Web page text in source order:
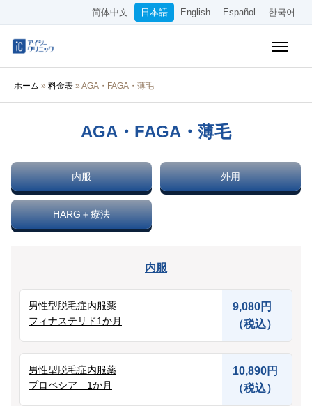
简体中文 日本語 English Español 한국어
ホーム » 料金表 » AGA・FAGA・薄毛
AGA・FAGA・薄毛
内服 外用
HARG＋療法
内服
男性型脱毛症内服薬
フィナステリド1か月
9,080円
（税込）
男性型脱毛症内服薬
プロペシア 1か月
10,890円
（税込）
オンライン診療
当院について
アクセス
採用情報